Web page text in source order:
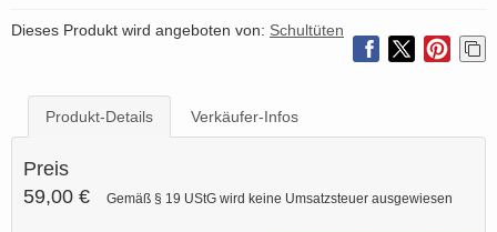
Dieses Produkt wird angeboten von: Schultüten
Produkt-Details Verkäufer-Infos
Preis
59,00 €
Gemäß § 19 UStG wird keine Umsatzsteuer ausgewiesen